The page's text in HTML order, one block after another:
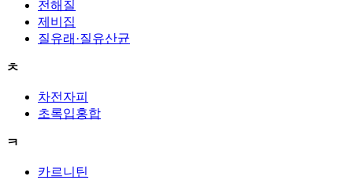
전해질
제비집
질유래·질유산균
ㅊ
차전자피
초록입홍합
ㅋ
카르니틴